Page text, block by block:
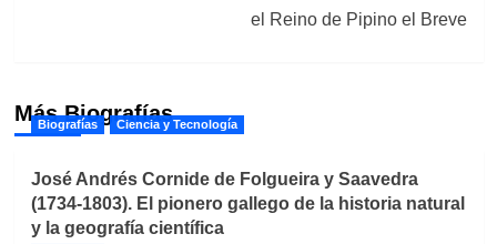
el Reino de Pipino el Breve
Más Biografías
Biografías Ciencia y Tecnología
José Andrés Cornide de Folgueira y Saavedra
(1734-1803). El pionero gallego de la historia natural
y la geografía científica